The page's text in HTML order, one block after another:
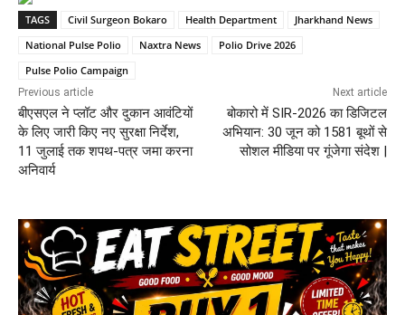
TAGS Civil Surgeon Bokaro Health Department
Jharkhand News
National Pulse Polio
Naxtra News
Polio Drive 2026
Pulse Polio Campaign
Previous article
बीएसएल ने प्लॉट और दुकान आवंटियों
के लिए जारी किए नए सुरक्षा निर्देश,
11 जुलाई तक शपथ-पत्र जमा करना
अनिवार्य
Next article
बोकारो में SIR-2026 का डिजिटल
अभियान: 30 जून को 1581 बूथों से
सोशल मीडिया पर गूंजेगा संदेश |